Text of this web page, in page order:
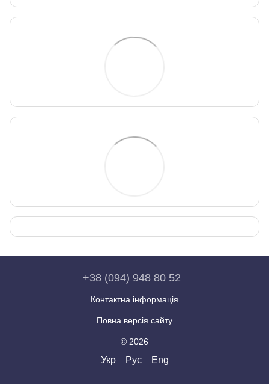
+38 (094) 948 80 52
Контактна інформація
Повна версія сайту
© 2026
Укр Рус Eng